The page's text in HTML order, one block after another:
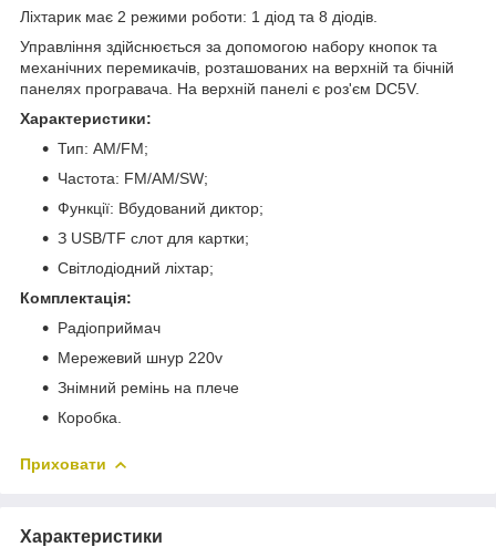
Ліхтарик має 2 режими роботи: 1 діод та 8 діодів.
Управління здійснюється за допомогою набору кнопок та
механічних перемикачів, розташованих на верхній та бічній
панелях програвача. На верхній панелі є роз'єм DC5V.
Характеристики:
Тип: AM/FM;
Частота: FM/AM/SW;
Функції: Вбудований диктор;
З USB/TF слот для картки;
Світлодіодний ліхтар;
Комплектація:
Радіоприймач
Мережевий шнур 220v
Знімний ремінь на плече
Коробка.
Приховати
Характеристики